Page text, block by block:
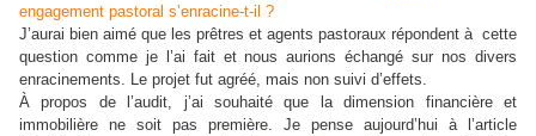
engagement pastoral s’enracine-t-il ?
J’aurai bien aimé que les prêtres et agents pastoraux répondent à cette
question comme je l’ai fait et nous aurions échangé sur nos divers
enracinements. Le projet fut agréé, mais non suivi d’effets.
À propos de l’audit, j’ai souhaité que la dimension financière et
immobilière ne soit pas première. Je pense aujourd’hui à l’article